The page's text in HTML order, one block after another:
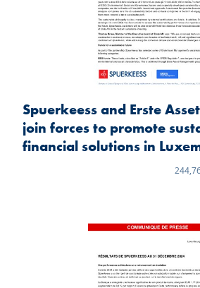
Spuerkeess and Erste
join forces to promote
financial solutions in